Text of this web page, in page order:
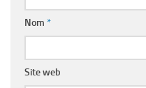
Nom *
Site web